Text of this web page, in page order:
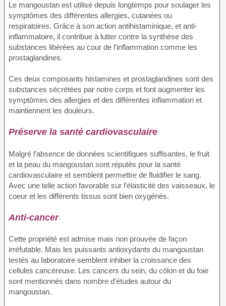
Le mangoustan est utilisé depuis longtemps pour soulager les
symptômes des différentes allergies, cutanées ou
respiratoires. Grâce à son action antihistaminique, et anti-
inflammatoire, il contribue à lutter contre la synthèse des
substances libérées au cour de l’inflammation comme les
prostaglandines.
Ces deux composants histamines et prostaglandines sont des
substances sécrétées par notre corps et font augmenter les
symptômes des allergies et des différentes inflammation et
maintiennent les douleurs.
Préserve la santé cardiovasculaire
Malgré l’absence de données scientifiques suffisantes, le fruit
et la peau du mangoustan sont réputés pour la santé
cardiovasculaire et semblent permettre de fluidifier le sang.
Avec une telle action favorable sur l’élasticité des vaisseaux, le
coeur et les différents tissus sont bien oxygénés.
Anti-cancer
Cette propriété est admise mais non prouvée de façon
irréfutable. Mais les puissants antioxydants du mangoustan
testés au laboratoire semblent inhiber la croissance des
cellules cancéreuse. Les cancers du sein, du côlon et du foie
sont mentionnés dans nombre d’études autour du
mangoustan.